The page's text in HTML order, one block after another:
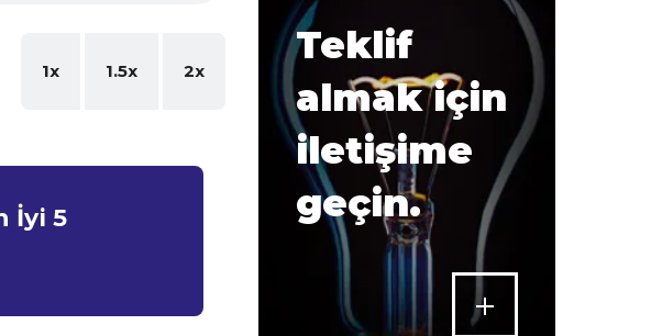
1x 1.5x 2x
İyi 5
Teklif
almak için
iletişime
geçin.